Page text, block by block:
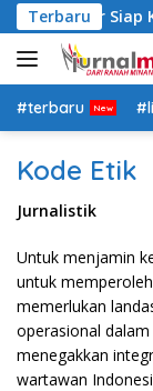
a
g
u
Terbaru
Datar Siap
#terbaru
Kode Etik
Jurnalistik
Untuk menjamin
untuk
memerlukan
operasional
menegakkan
wartawan